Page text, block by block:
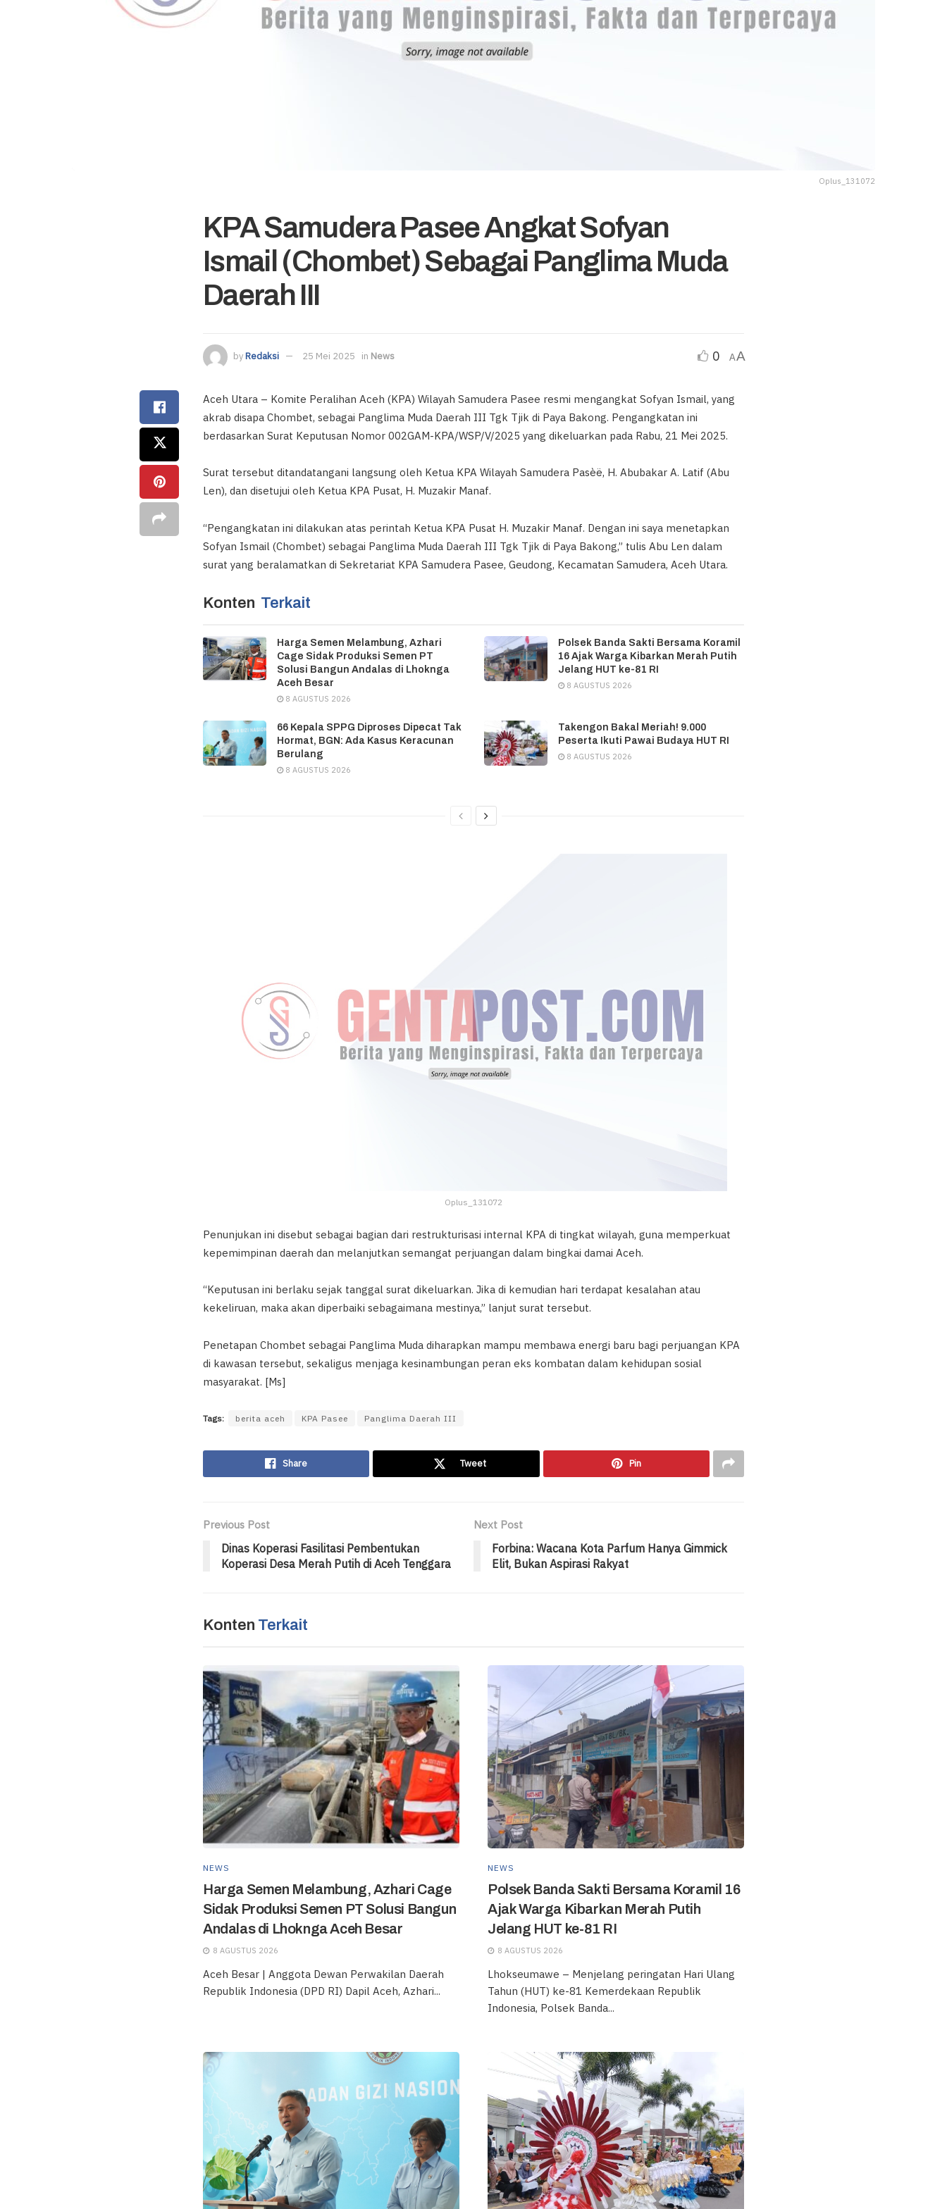
Oplus_131072
KPA Samudera Pasee Angkat Sofyan
Ismail (Chombet) Sebagai Panglima Muda
Daerah III
byRedaksi 25 Mei 2025 in News 0 AA
Aceh Utara – Komite Peralihan Aceh (KPA) Wilayah Samudera Pasee resmi mengangkat Sofyan Ismail, yang
akrab disapa Chombet, sebagai Panglima Muda Daerah III Tgk Tjik di Paya Bakong. Pengangkatan ini
berdasarkan Surat Keputusan Nomor 002GAM-KPA/WSP/V/2025 yang dikeluarkan pada Rabu, 21 Mei 2025.
Surat tersebut ditandatangani langsung oleh Ketua KPA Wilayah Samudera Pasèë, H. Abubakar A. Latif (Abu
Len), dan disetujui oleh Ketua KPA Pusat, H. Muzakir Manaf.
“Pengangkatan ini dilakukan atas perintah Ketua KPA Pusat H. Muzakir Manaf. Dengan ini saya menetapkan
Sofyan Ismail (Chombet) sebagai Panglima Muda Daerah III Tgk Tjik di Paya Bakong,” tulis Abu Len dalam
surat yang beralamatkan di Sekretariat KPA Samudera Pasee, Geudong, Kecamatan Samudera, Aceh Utara.
Konten Terkait
Harga Semen Melambung, Azhari
Cage Sidak Produksi Semen PT
Solusi Bangun Andalas di Lhoknga
Aceh Besar
8 AGUSTUS 2026
Polsek Banda Sakti Bersama Koramil
16 Ajak Warga Kibarkan Merah Putih
Jelang HUT ke-81 RI
8 AGUSTUS 2026
66 Kepala SPPG Diproses Dipecat Tak
Hormat, BGN: Ada Kasus Keracunan
Berulang
8 AGUSTUS 2026
Takengon Bakal Meriah! 9.000
Peserta Ikuti Pawai Budaya HUT RI
8 AGUSTUS 2026
Oplus_131072
Penunjukan ini disebut sebagai bagian dari restrukturisasi internal KPA di tingkat wilayah, guna memperkuat
kepemimpinan daerah dan melanjutkan semangat perjuangan dalam bingkai damai Aceh.
“Keputusan ini berlaku sejak tanggal surat dikeluarkan. Jika di kemudian hari terdapat kesalahan atau
kekeliruan, maka akan diperbaiki sebagaimana mestinya,” lanjut surat tersebut.
Penetapan Chombet sebagai Panglima Muda diharapkan mampu membawa energi baru bagi perjuangan KPA
di kawasan tersebut, sekaligus menjaga kesinambungan peran eks kombatan dalam kehidupan sosial
masyarakat. [Ms]
Tags: berita aceh KPA Pasee Panglima Daerah III
Share Tweet Pin
Previous Post
Dinas Koperasi Fasilitasi Pembentukan
Koperasi Desa Merah Putih di Aceh Tenggara
Next Post
Forbina: Wacana Kota Parfum Hanya Gimmick
Elit, Bukan Aspirasi Rakyat
Konten Terkait
NEWS
Harga Semen Melambung, Azhari Cage
Sidak Produksi Semen PT Solusi Bangun
Andalas di Lhoknga Aceh Besar
8 AGUSTUS 2026
Aceh Besar | Anggota Dewan Perwakilan Daerah
Republik Indonesia (DPD RI) Dapil Aceh, Azhari...
NEWS
Polsek Banda Sakti Bersama Koramil 16
Ajak Warga Kibarkan Merah Putih
Jelang HUT ke-81 RI
8 AGUSTUS 2026
Lhokseumawe – Menjelang peringatan Hari Ulang
Tahun (HUT) ke-81 Kemerdekaan Republik
Indonesia, Polsek Banda...